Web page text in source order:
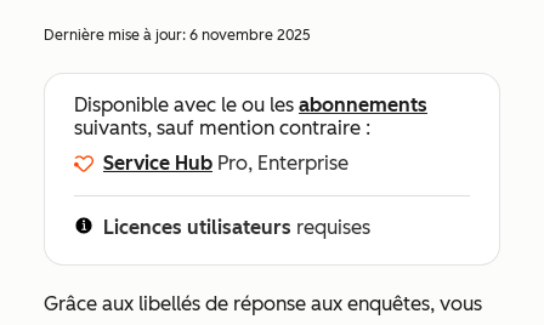
Dernière mise à jour: 6 novembre 2025
Disponible avec le ou les abonnements
suivants, sauf mention contraire :
Service Hub Pro, Enterprise
Licences utilisateurs requises
Grâce aux libellés de réponse aux enquêtes, vous